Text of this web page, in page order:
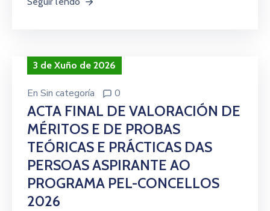
3 de Xuño de 2026
En Sin categoría 0
ACTA FINAL DE VALORACIÓN DE
MÉRITOS E DE PROBAS
TEÓRICAS E PRÁCTICAS DAS
PERSOAS ASPIRANTE AO
PROGRAMA PEL-CONCELLOS
2026